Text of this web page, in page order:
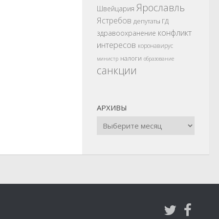
Швейцария Ярославль
Ястребов депутаты ГД
здравоохранение конфликт
интересов коронавирус
министр налоги образование
санкции
АРХИВЫ